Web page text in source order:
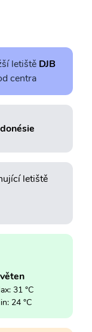
letiště DJB
centra
letiště
31 °C
24 °C